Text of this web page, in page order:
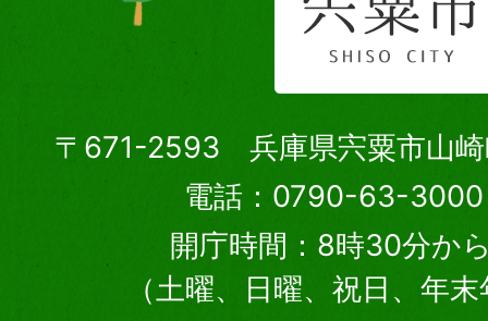
〒671-2593 兵庫県宍粟市山崎
電話：0790-63-3000
開庁時間：8時30分か
（土曜、日曜、祝日、年